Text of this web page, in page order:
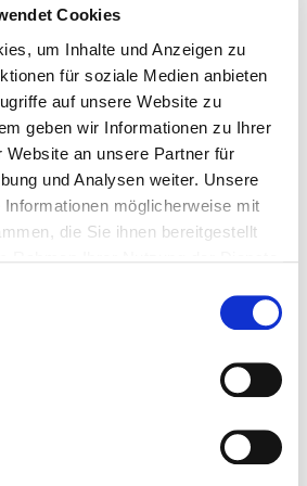
Cookies
um Inhalte und Anzeigen zu
für soziale Medien anbieten
auf unsere Website zu
geben wir Informationen zu Ihrer
Website an unsere Partner für
und Analysen weiter. Unsere
möglicherweise mit
die Sie ihnen bereitgestellt
ist ein
Außerdem kann es
wenn du Europa für dein
Damit du während deines
der sicheren Seite bist, ist es
zu prüfen, ob und unter
die Möglichkeit eines
bei Studierenden und haben
für diesen Zweck.Wenn
der BARMER versichert bist,
zu prüfen, ob deine (Familien)-